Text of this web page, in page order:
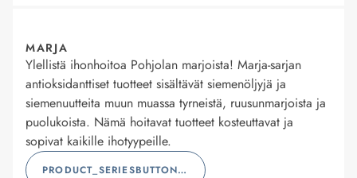
MARJA
Ylellistä ihonhoitoa Pohjolan marjoista! Marja-sarjan
antioksidanttiset tuotteet sisältävät siemenöljyjä ja
siemenuutteita muun muassa tyrneistä, ruusunmarjoista ja
puolukoista. Nämä hoitavat tuotteet kosteuttavat ja
sopivat kaikille ihotyypeille.
PRODUCT_SERIESBUTTONLABEL